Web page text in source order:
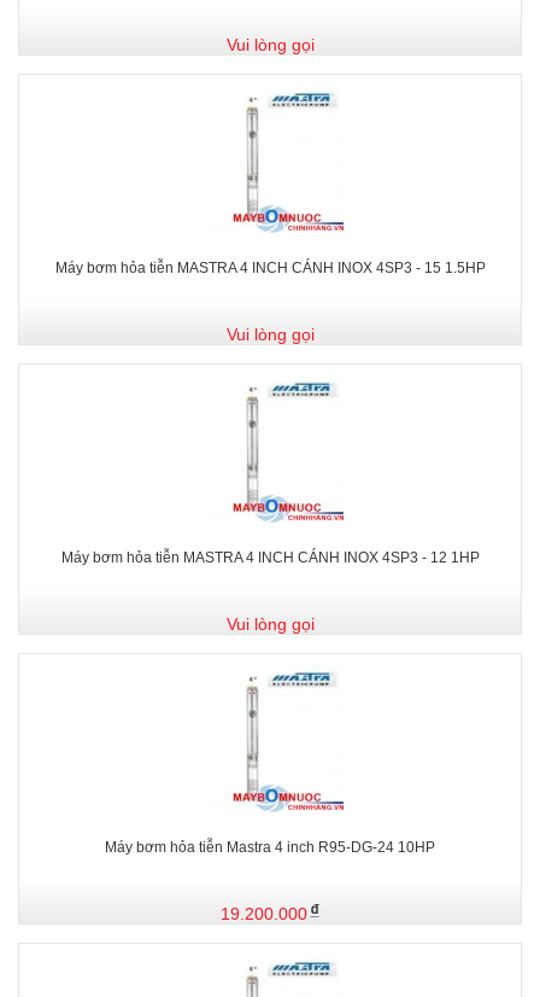
Vui lòng gọi
Máy bơm hỏa tiễn MASTRA 4 INCH CÁNH INOX 4SP3 - 15 1.5HP
Vui lòng gọi
Máy bơm hỏa tiễn MASTRA 4 INCH CÁNH INOX 4SP3 - 12 1HP
Vui lòng gọi
Máy bơm hỏa tiễn Mastra 4 inch R95-DG-24 10HP
19.200.000